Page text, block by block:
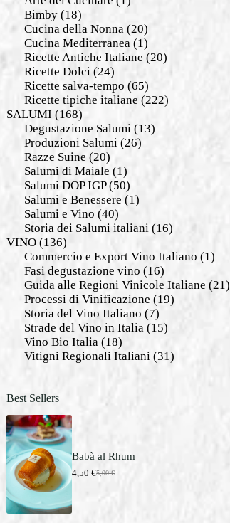
Bimby(18)
Cucina della Nonna (20)
Cucina Mediterranea (1)
Ricette Antiche Italiane (20)
Ricette Dolci (24)
Ricette salva-tempo (65)
Ricette tipiche italiane (222)
SALUMI (168)
Degustazione Salumi (13)
Produzioni Salumi (26)
Razze Suine (20)
Salumi di Maiale (1)
Salumi DOP IGP(50)
Salumi e Benessere (1)
Salumi e Vino (40)
Storia dei Salumi italiani (16)
VINO(136)
Commercio e Export Vino Italiano (1)
Fasi degustazione vino (16)
Guida alle Regioni Vinicole Italiane (21)
Processi di Vinificazione (19)
Storia del Vino Italiano (7)
Strade del Vino in Italia (15)
Vino Bio Italia (18)
Vitigni Regionali Italiani (31)
Best Sellers
Babà al Rhum
5,00€
I
4,50€
I